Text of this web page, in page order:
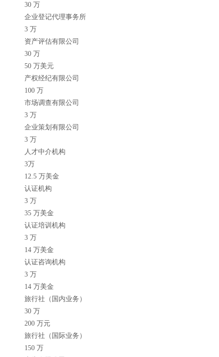
30 万
企业登记代理事务所
3 万
资产评估有限公司
30 万
50 万美元
产权经纪有限公司
100 万
市场调查有限公司
3 万
企业策划有限公司
3 万
人才中介机构
3万
12.5 万美金
认证机构
3 万
35 万美金
认证培训机构
3 万
14 万美金
认证咨询机构
3 万
14 万美金
旅行社（国内业务）
30 万
200 万元
旅行社（国际业务）
150 万